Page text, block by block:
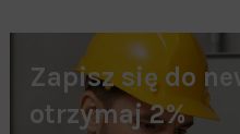
Zapisz się do
otrzymaj 2%